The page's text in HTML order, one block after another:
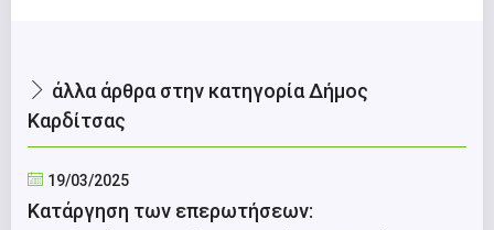
άλλα άρθρα στην κατηγορία Δήμος
Καρδίτσας
19/03/2025
Κατάργηση των επερωτήσεων: